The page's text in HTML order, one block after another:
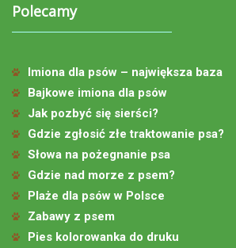
Polecamy
Imiona dla psów – największa baza
Bajkowe imiona dla psów
Jak pozbyć się sierści?
Gdzie zgłosić złe traktowanie psa?
Słowa na pożegnanie psa
Gdzie nad morze z psem?
Plaże dla psów w Polsce
Zabawy z psem
Pies kolorowanka do druku